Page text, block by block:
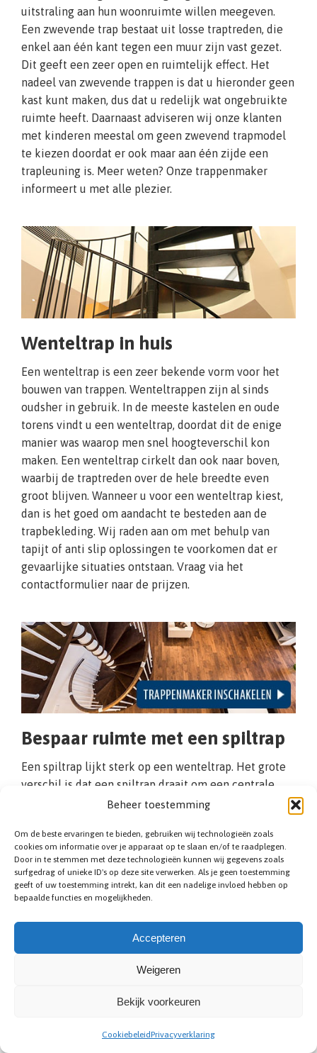
Beheer toestemming
Om de beste ervaringen te bieden, gebruiken wij technologieën zoals
cookies om informatie over je apparaat op te slaan en/of te raadplegen.
Door in te stemmen met deze technologieën kunnen wij gegevens zoals
surfgedrag of unieke ID's op deze site verwerken. Als je geen toestemming
geeft of uw toestemming intrekt, kan dit een nadelige invloed hebben op
bepaalde functies en mogelijkheden.
Accepteren
Weigeren
Bekijk voorkeuren
CookiebeleidPrivacyverklaring
uitstraling aan hun woonruimte willen meegeven.
Een zwevende trap bestaat uit losse traptreden, die
enkel aan één kant tegen een muur zijn vast gezet.
Dit geeft een zeer open en ruimtelijk effect. Het
nadeel van zwevende trappen is dat u hieronder geen
kast kunt maken, dus dat u redelijk wat ongebruikte
ruimte heeft. Daarnaast adviseren wij onze klanten
met kinderen meestal om geen zwevend trapmodel
te kiezen doordat er ook maar aan één zijde een
trapleuning is. Meer weten? Onze trappenmaker
informeert u met alle plezier.
Wenteltrap in huis
Een wenteltrap is een zeer bekende vorm voor het
bouwen van trappen. Wenteltrappen zijn al sinds
oudsher in gebruik. In de meeste kastelen en oude
torens vindt u een wenteltrap, doordat dit de enige
manier was waarop men snel hoogteverschil kon
maken. Een wenteltrap cirkelt dan ook naar boven,
waarbij de traptreden over de hele breedte even
groot blijven. Wanneer u voor een wenteltrap kiest,
dan is het goed om aandacht te besteden aan de
trapbekleding. Wij raden aan om met behulp van
tapijt of anti slip oplossingen te voorkomen dat er
gevaarlijke situaties ontstaan. Vraag via het
contactformulier naar de prijzen.
Bespaar ruimte met een spiltrap
Een spiltrap lijkt sterk op een wenteltrap. Het grote
verschil is dat een spiltrap draait om een centrale
kolom (de spil genoemd). Aan deze kolom worden de
treden die aan de binnenzijde smaller zijn dan aan de
buitenzijde. Vanwege de unieke vormgeving is de
spiltrap eenvoudig te combineren met andere
trapvormen. Om te voorkomen dat de treden te smal
buitenzijde minimaal 80 centimeter zijn. Een
trapspecialist uit Waarschoot kan u hierover verdere
(houten of metalen) spiltrap die binnen uw wensen